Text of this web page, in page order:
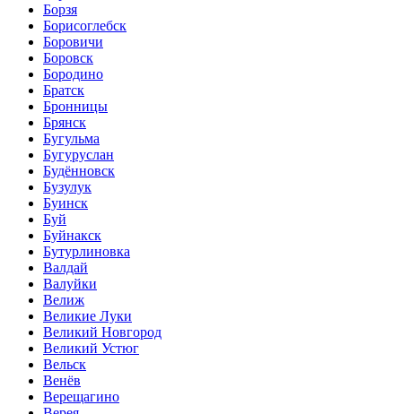
Борзя
Борисоглебск
Боровичи
Боровск
Бородино
Братск
Бронницы
Брянск
Бугульма
Бугуруслан
Будённовск
Бузулук
Буинск
Буй
Буйнакск
Бутурлиновка
Валдай
Валуйки
Велиж
Великие Луки
Великий Новгород
Великий Устюг
Вельск
Венёв
Верещагино